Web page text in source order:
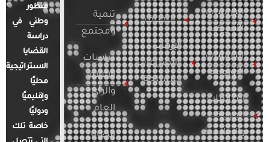
الدراسات
الأمريكية
الدراسات
الأوروبية
الدراسات
العربية
والإقليمية
التطرف
الإرهاب
والصراعات
المسلحة
تنمية
ومجتمع
دراسات
الإعلام
والرأي
العام
قضايا
منظور
وطني في
دراسة
القضايا
الاستراتيجية
محليًا
وإقليميًا
ودوليًا
خاصة تلك